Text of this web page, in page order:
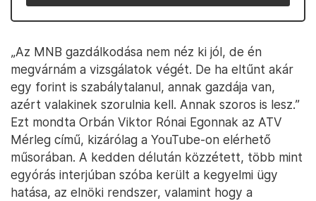
„Az MNB gazdálkodása nem néz ki jól, de én
megvárnám a vizsgálatok végét. De ha eltűnt akár
egy forint is szabálytalanul, annak gazdája van,
azért valakinek szorulnia kell. Annak szoros is lesz.”
Ezt mondta Orbán Viktor Rónai Egonnak az ATV
Mérleg című, kizárólag a YouTube-on elérhető
műsorában. A kedden délután közzétett, több mint
egyórás interjúban szóba került a kegyelmi ügy
hatása, az elnöki rendszer, valamint hogy a